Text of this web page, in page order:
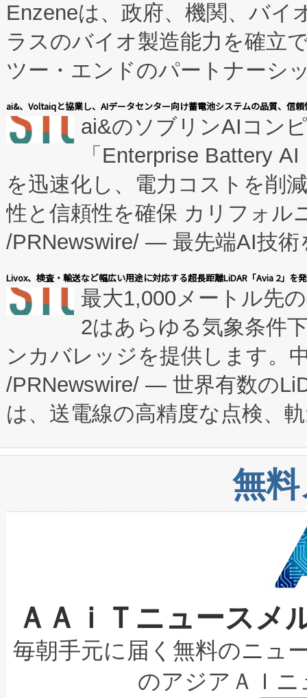
Enzeneは、政府、機関、バイ
ラスのバイオ製造能力を確立
ツー・エンドのパートナーシ
表しました。 同社の実績ある
manufacturing™ (FCCM™) プ
たNeXは、バイオ医薬品製造
従来のフェッドバッチ施設の
に、患者やサプライチェーン
キー方式で拡張性が高く、持
す。FCCM‑を活用した現地生
患者にとっての費用負担を大
のアクセスを大幅に拡大する
Fully-Connected Continuous
プログラムには、施設設計・
に関する技術移転および知的
構造化トレーニングカリキュ
上げおよび商用化段階におけ
設備整備および立ち上げ調整
加組織は、Enzeneのバイオ
選定された製品について、自
取得できる可能性もあります
設には、3億～4億ドルかか
最高経営責任者（CEO）であ
す。「当社のfully-connected
ai&、Voltaiqと協業し、AIデータセンター向け蓄電池システムの品質、信
ai&のソブリンAIコン
「Enterprise Battery
を迅速化し、電力コストを削
性と信頼性を確保 カリフォル
/PRNewswire/ — 最先端AI技術
会社エーアイ・アンド：本社
President原信平）と、エンタ
ードするVoltaiqは、日本にあ
ーエネルギー貯蔵システム（
た。 Voltaiq独自のAI搭載プラ
定、統合、導入、運用に至る
安全性を追跡し、確保する事
増加しているデータセンター
る電力網に大きな負担をかけ
事業者の負担軽減という課題
系統連系を迅速にし、ピーク
限を超えて利用可能な電力容
持できるよう貢献します。こ
ービスレベル契約（SLA）違
テリー性能の劣化によるダウ
Livox、検査・輸送など幅広い用途に対応する超長距離LiDAR「Avia 2」を
最大1,000メートル先
2はあらゆる気象条件
ンカバレッジを提供します。
/PRNewswire/ — 世界有数の
は、送電線の高精度な点検、
や穀物倉庫におけるバルク材
リューション「Avia 2」を発
したAvia 2は、1,000メート
狭視野のFOVを切り替えるこ
ケーブル、枝などの細かな対
なレーザースポットにより、
な環境下でも豊かなディテー
キロメートル範囲を検出
LiDAR for Inspections,
無
ＡＡｉＴニュース
毎朝手元に届く無料のニュ
のアジアＡＩ